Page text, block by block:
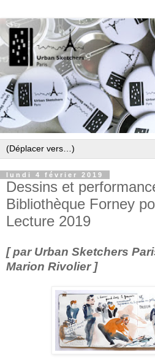
lundi 4 février 2019
Dessins et
Bibliothèque Forney
Lecture 2019
[ par Urban Sketchers
Marion Rivolier ]